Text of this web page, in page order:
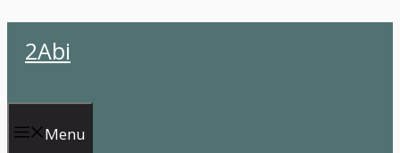
atla2Abi
Menu